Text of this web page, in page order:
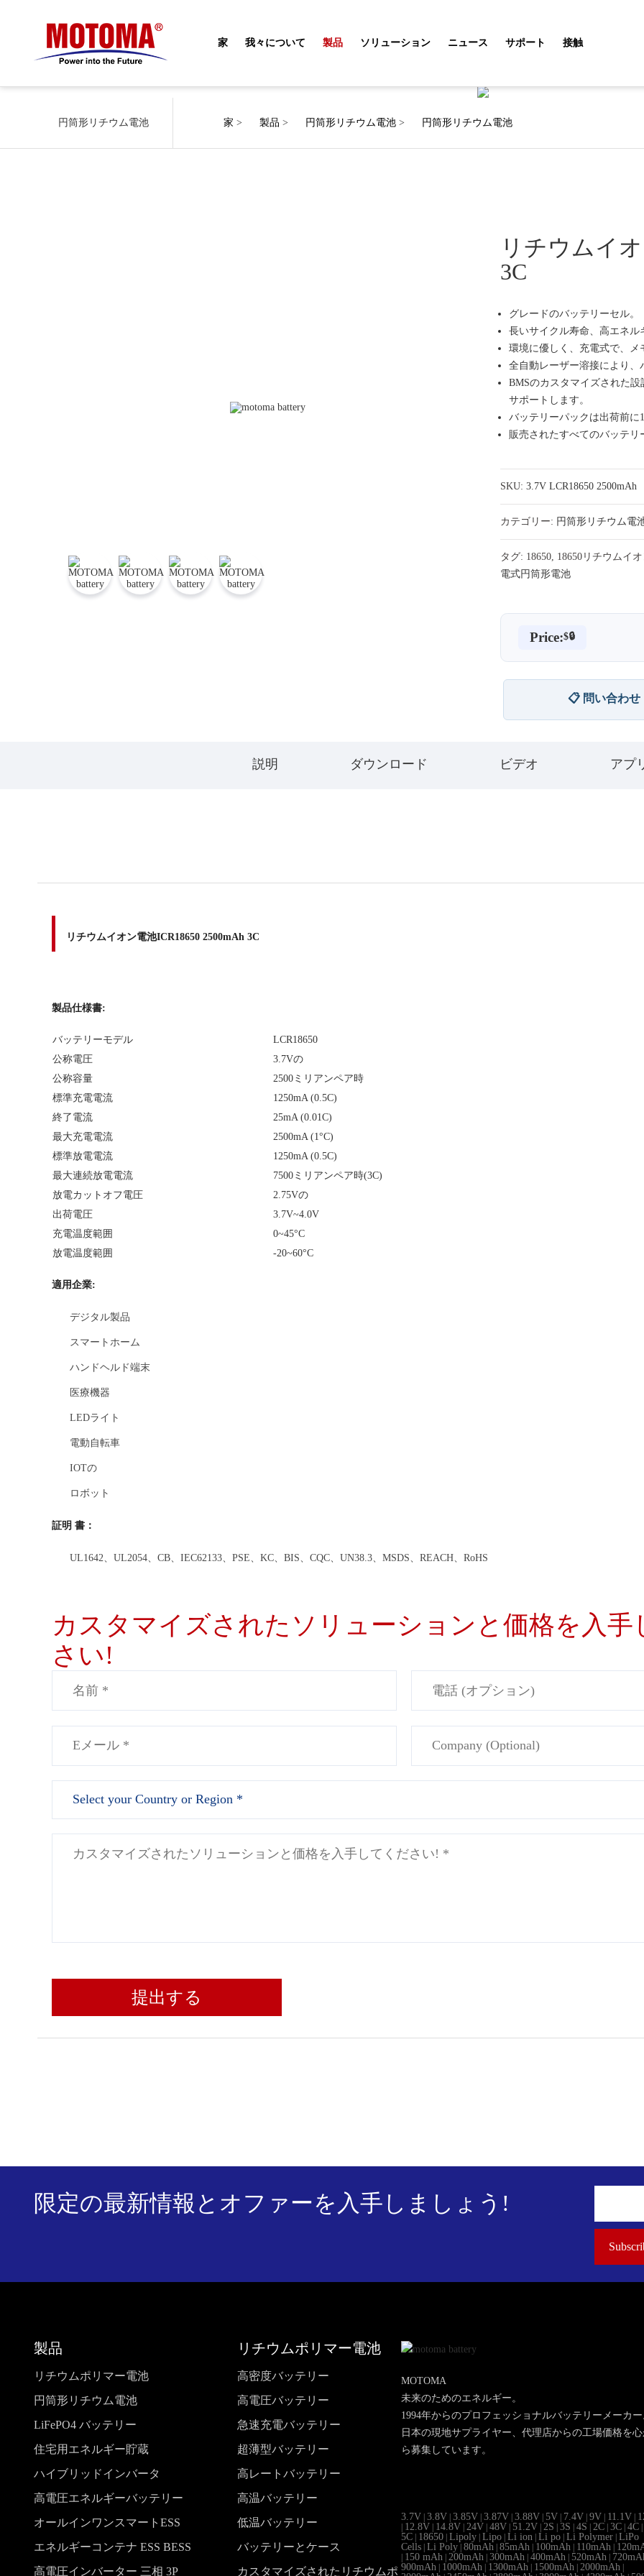
家 我々について 製品 ソリューション ニュース サポート 接触
製品
円筒形リチウム電池 家 > 製品 > 円筒形リチウム電池 > 円筒形リチウム電池
リチウムイ
3C
グレードのバッテリーセル。
長いサイクル寿命、高エネ
環境に優しく、充電式で、
全自動レーザー溶接により
BMSのカスタマイズされた
サポートします。
バッテリーパックは出荷前に
販売されたすべてのバッテ
SKU: 3.7V LCR18650 2500mAh
カテゴリー: 円筒形リチウム電
タグ: 18650, 18650リチウムイ
電式円筒形電池
Price:$🔒
📋 問い合わせ
説明 ダウンロード ビデオ アプ
リチウムイオン電池ICR18650 2500mAh 3C
製品仕様書:
バッテリーモデル
LCR18650
公称電圧
3.7Vの
公称容量
2500ミリアンペア時
標準充電電流
1250mA (0.5C)
終了電流
25mA (0.01C)
最大充電電流
2500mA (1°C)
標準放電電流
1250mA (0.5C)
最大連続放電電流
7500ミリアンペア時(3C)
放電カットオフ電圧
2.75Vの
出荷電圧
3.7V~4.0V
充電温度範囲
0~45°C
放電温度範囲
-20~60°C
適用企業:
デジタル製品
スマートホーム
ハンドヘルド端末
医療機器
LEDライト
電動自転車
IOTの
ロボット
証明 書：
UL1642、UL2054、CB、IEC62133、PSE、KC、BIS、CQC、UN38.3、MSDS、REACH、RoHS
カスタマイズされたソリューションと価格を入手
さい!
提出する
限定の最新情報とオファーを入手しましょう!
製品
リチウムポリマー電池
円筒形リチウム電池
LiFePO4 バッテリー
住宅用エネルギー貯蔵
ハイブリッドインバータ
高電圧エネルギーバッテリー
オールインワンスマートESS
エネルギーコンテナ ESS BESS
高電圧インバーター 三相 3P
リチウムポリマー電池
高密度バッテリー
高電圧バッテリー
急速充電バッテリー
超薄型バッテリー
高レートバッテリー
高温バッテリー
低温バッテリー
バッテリーとケース
カスタマイズされたリチウムポ
MOTOMA
未来のためのエネルギー。
1994年からのプロフェッショナルバッテリーメーカ
日本の現地サプライヤー、代理店からの工場価格を
ら募集しています。
3.7V |3.8V |3.85V |3.87V |3.88V 5V 7.4V |9V 11.1V
12.8V 14.8V |24V |48V 51.2V |2S |3S |4S |2C |3C |4C
5C 18650 |Lipoly |Lipo |Li ion |Li po |Li Polymer |LiPo
Cells |Li Poly |80mAh |85mAh 100mAh 110mAh
150 mAh |200mAh |300mAh |400mAh 520mAh
900mAh 1000mAh 1300mAh 1500mAh |2000mAh